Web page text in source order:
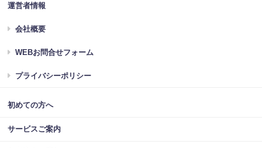
運営者情報
会社概要
WEBお問合せフォーム
プライバシーポリシー
初めての方へ
サービスご案内